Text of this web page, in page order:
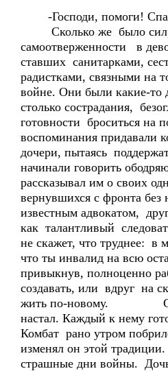
-Господи, помоги!
Сколько же было
самоотверженности в
ставших санитарками,
радистками, связными на
войне. Они были какие-то
столько сострадания,
готовности броситься на
воспоминания придавали
дочери, пытаясь
начинали говорить
рассказывал им о своих
вернувшихся с фронта без
известным адвокатом,
как талантливый
не скажет, что труднее: в
что ты инвалид на всю
привыкнув, полноценно
создавать, или вдруг на
жить по-новому.
настал. Каждый к нему
Комбат рано утром
изменял он этой
страшные дни войны.